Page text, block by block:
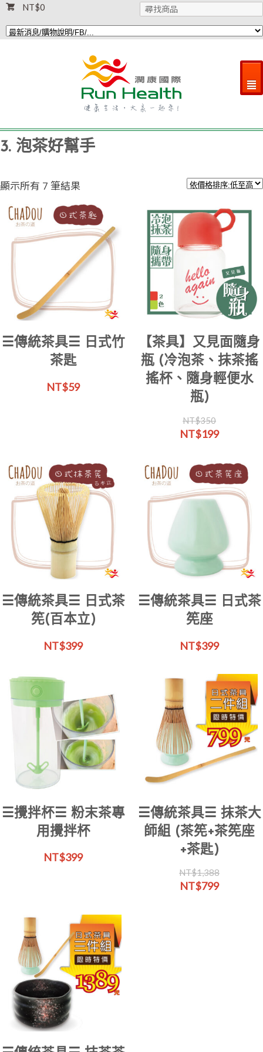
NT$0
²
3. 泡茶好幫手
顯示所有 7 筆結果
價
格
排
序：
低
☰傳統茶具☰ 日式竹
茶匙
NT$59
【茶具】又見面隨身
瓶 (冷泡茶、抹茶搖
搖杯、隨身輕便水
瓶)
NT$350
原
格：
NT$350。
NT$199目
格：
NT$199。
☰傳統茶具☰ 日式茶
筅(百本立)
NT$399
☰傳統茶具☰ 日式茶
筅座
NT$399
☰攪拌杯☰ 粉末茶專
用攪拌杯
NT$399
☰傳統茶具☰ 抹茶大
師組 (茶筅+茶筅座
+茶匙)
NT$1,388
原
NT$799目